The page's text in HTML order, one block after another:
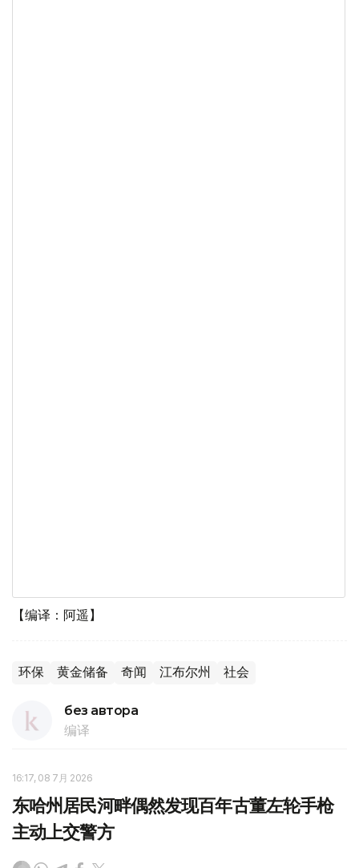
【编译：阿遥】
环保 黄金储备 奇闻 江布尔州 社会
без автора
编译
16:17, 08 7月 2026
东哈州居民河畔偶然发现百年古董左轮手枪
主动上交警方